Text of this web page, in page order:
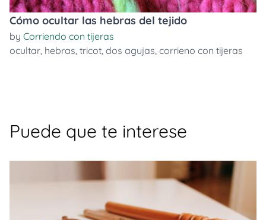
Cómo ocultar las hebras del tejido
by Corriendo con tijeras
ocultar, hebras, tricot, dos agujas, corrieno con tijeras
Puede que te interese